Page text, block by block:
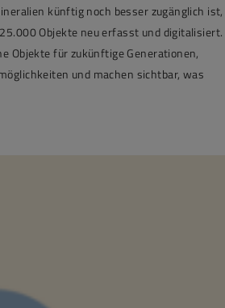
künftig noch besser zugänglich ist,
Objekte neu erfasst und digitalisiert.
Objekte für zukünftige Generationen,
und machen sichtbar, was